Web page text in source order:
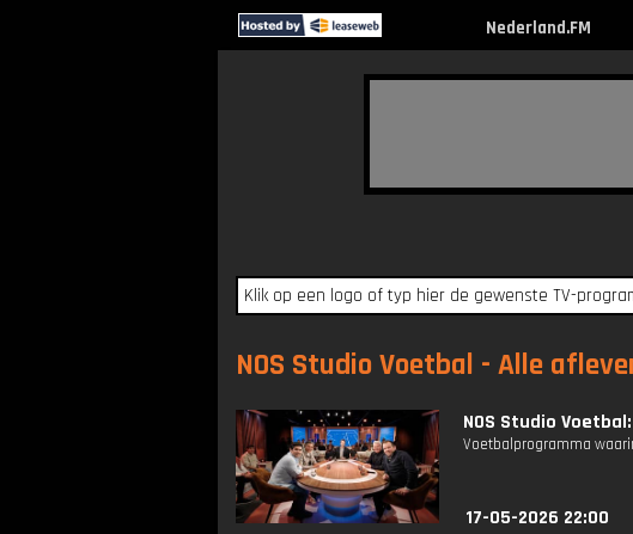
Nederland.FM
NOS Studio Voetbal - Alle
NOS Studio
Voetbalprogramma
17-05-2026 22:00